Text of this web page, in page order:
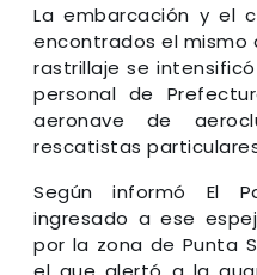
La embarcación y el
encontrados el mismo
rastrillaje se
personal de
aeronave de
rescatistas
Según informó El
ingresado a ese
por la zona de Punta